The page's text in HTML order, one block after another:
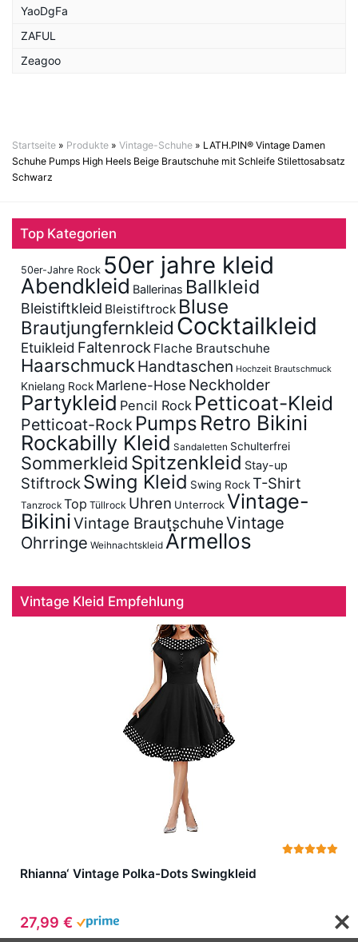
YaoDgFa
ZAFUL
Zeagoo
Startseite » Produkte » Vintage-Schuhe » LATH.PIN® Vintage Damen
Schuhe Pumps High Heels Beige Brautschuhe mit Schleife Stilettosabsatz
Schwarz
Top Kategorien
50er-Jahre Rock 50er jahre kleid
Abendkleid Ballerinas Ballkleid
Bleistiftkleid Bleistiftrock Bluse
Brautjungfernkleid Cocktailkleid
Etuikleid Faltenrock Flache Brautschuhe
Haarschmuck Handtaschen Hochzeit Brautschmuck
Knielang Rock Marlene-Hose Neckholder
Partykleid Pencil Rock Petticoat-Kleid
Petticoat-Rock Pumps Retro Bikini
Rockabilly Kleid Sandaletten Schulterfrei
Sommerkleid Spitzenkleid Stay-up
Stiftrock Swing Kleid Swing RockT-Shirt
Tanzrock Top Tüllrock Uhren UnterrockVintage-
BikiniVintage BrautschuheVintage
Ohrringe Weihnachtskleid Ärmellos
Vintage Kleid Empfehlung
Rhianna‘ Vintage Polka-Dots Swingkleid
27,99 €